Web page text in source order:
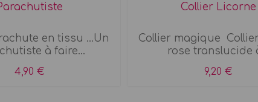
en tissu ...Un
à faire...
4,90 €
Collier Licorne
Collier magique
rose translucide
9,20 €